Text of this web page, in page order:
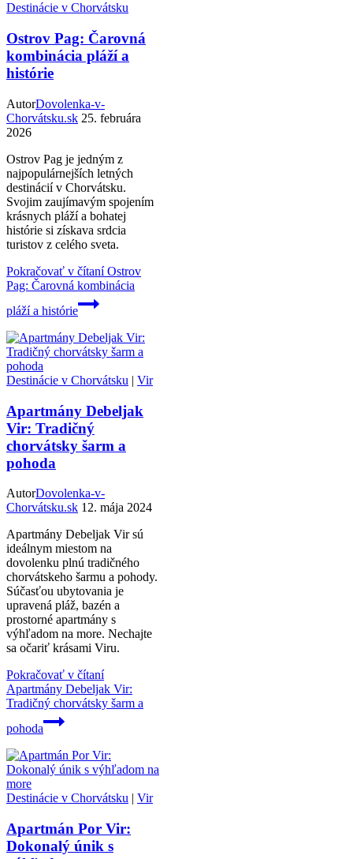
Destinácie v Chorvátsku
Ostrov Pag: Čarovná
kombinácia pláží a
histórie
AutorDovolenka-v-
Chorvátsku.sk 25. februára
2026
Ostrov Pag je jedným z
najpopulárnejších letných
destinácií v Chorvátsku.
Svojim zaujímavým spojením
krásnych pláží a bohatej
histórie si získava srdcia
turistov z celého sveta.
Pokračovať v čítaníOstrov
Pag: Čarovná kombinácia
pláží a histórie
Destinácie v Chorvátsku | Vir
Apartmány Debeljak
Vir: Tradičný
chorvátsky šarm a
pohoda
AutorDovolenka-v-
Chorvátsku.sk 12. mája 2024
Apartmány Debeljak Vir sú
ideálnym miestom na
dovolenku plnú tradičného
chorvátskeho šarmu a pohody.
Súčasťou ubytovania je
upravená pláž, bazén a
prostorné apartmány s
výhľadom na more. Nechajte
sa očariť krásami Viru.
Pokračovať v čítaní
Apartmány Debeljak Vir:
Tradičný chorvátsky šarm a
pohoda
Destinácie v Chorvátsku | Vir
Apartmán Por Vir:
Dokonalý únik s